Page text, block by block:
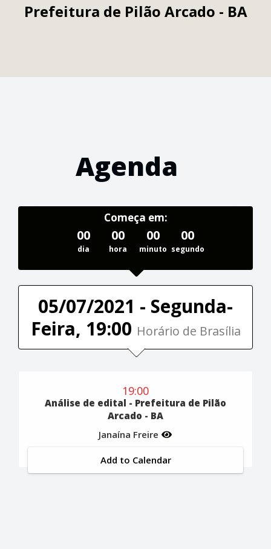
Prefeitura de Pilão Arcado - BA
Agenda
Começa em:
00
dia
00
hora
00
minuto
00
segundo
05/07/2021 - Segunda-
Feira, 19:00 Horário de Brasília
19:00
Análise de edital - Prefeitura de Pilão
Arcado - BA
Janaína Freire
Add to Calendar